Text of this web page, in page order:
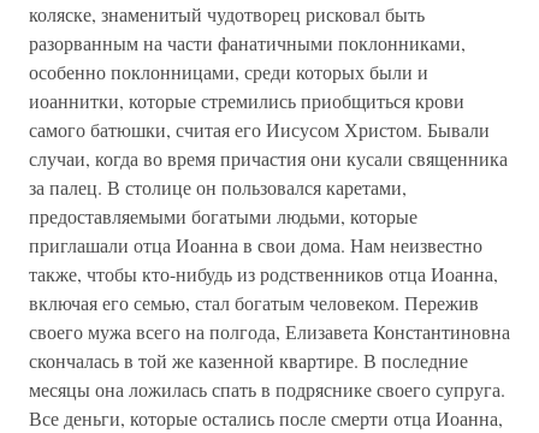
коляске, знаменитый чудотворец рисковал быть
разорванным на части фанатичными поклонниками,
особенно поклонницами, среди которых были и
иоаннитки, которые стремились приобщиться крови
самого батюшки, считая его Иисусом Христом. Бывали
случаи, когда во время причастия они кусали священника
за палец. В столице он пользовался каретами,
предоставляемыми богатыми людьми, которые
приглашали отца Иоанна в свои дома. Нам неизвестно
также, чтобы кто-нибудь из родственников отца Иоанна,
включая его семью, стал богатым человеком. Пережив
своего мужа всего на полгода, Елизавета Константиновна
скончалась в той же казенной квартире. В последние
месяцы она ложилась спать в подряснике своего супруга.
Все деньги, которые остались после смерти отца Иоанна,